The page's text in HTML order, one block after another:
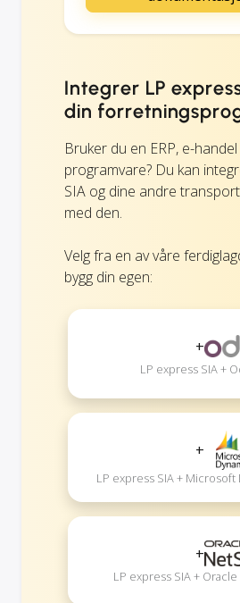
Integrer LP
din
Bruker du en ERP, e-
programvare? Du kan
SIA og dine andre
med den.
Velg fra en av våre
bygg din egen:
+
LP express SIA +
+
LP express SIA + Microsoft
+
LP express SIA +